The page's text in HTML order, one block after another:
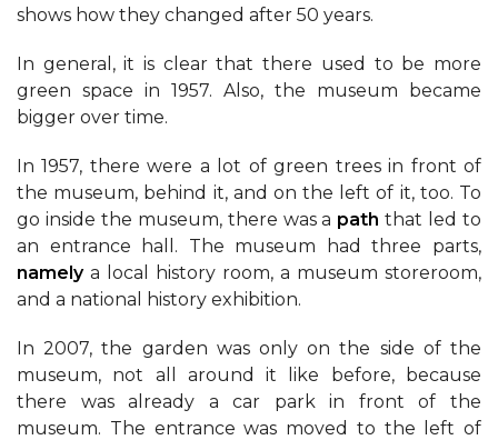
shows how they changed after 50 years.
In general, it is clear that there used to be more
green space in 1957. Also, the museum became
bigger over time.
In 1957, there were a lot of green trees in front of
the museum, behind it, and on the left of it, too. To
go inside the museum, there was a path that led to
an entrance hall. The museum had three parts,
namely a local history room, a museum storeroom,
and a national history exhibition.
In 2007, the garden was only on the side of the
museum, not all around it like before, because
there was already a car park in front of the
museum. The entrance was moved to the left of